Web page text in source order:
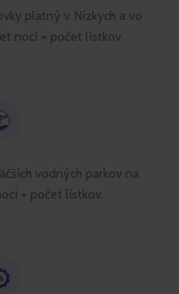
platný v Nízkych a vo
nocí = počet lístkov.
vodných parkov na
= počet lístkov.